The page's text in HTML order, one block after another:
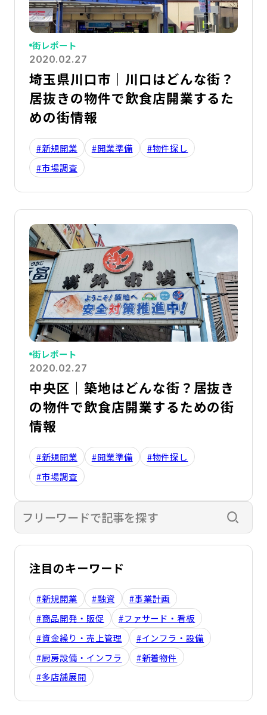
2020.02.27
街レポート
埼玉県川口市｜川口はどんな街？
居抜きの物件で飲食店開業するた
めの街情報
#新規開業 #開業準備
#物件探し
#市場調査
2020.02.27
街レポート
中央区｜築地はどんな街？居抜き
の物件で飲食店開業するための街
情報
#新規開業 #開業準備
#物件探し
#市場調査
検索す
注目のキーワード
#新規開業 #融資
#事業計画
#商品開発・販促
#ファサード・看板
#資金繰り・売上管理
#インフラ・設備
#厨房設備・インフラ
#新着物件
#多店舗展開